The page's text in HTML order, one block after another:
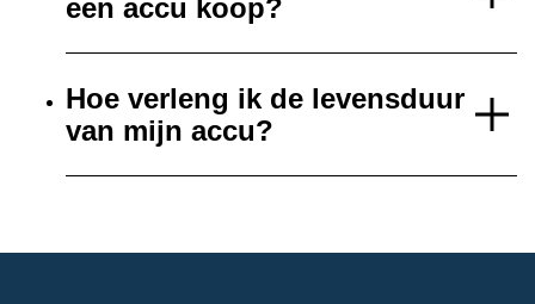
een accu koop?
Hoe verleng ik de levensduur
van mijn accu?